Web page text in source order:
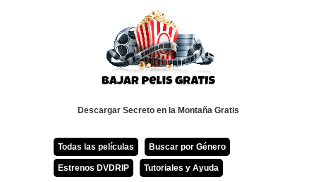
Descargar Secreto en la Montaña Gratis
Todas las películas Buscar por Género
Estrenos DVDRIP Tutoriales y Ayuda